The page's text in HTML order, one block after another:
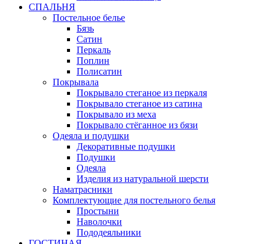
СПАЛЬНЯ
Постельное белье
Бязь
Сатин
Перкаль
Поплин
Полисатин
Покрывала
Покрывало стеганое из перкаля
Покрывало стеганое из сатина
Покрывало из меха
Покрывало стёганное из бязи
Одеяла и подушки
Декоративные подушки
Подушки
Одеяла
Изделия из натуральной шерсти
Наматраcники
Комплектующие для постельного белья
Простыни
Наволочки
Пододеяльники